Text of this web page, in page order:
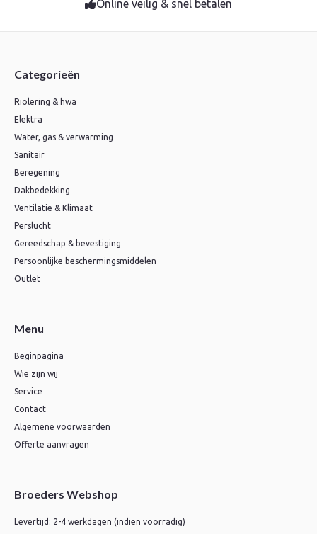
Online veilig & snel betalen
Categorieën
Riolering & hwa
Elektra
Water, gas & verwarming
Sanitair
Beregening
Dakbedekking
Ventilatie & Klimaat
Perslucht
Gereedschap & bevestiging
Persoonlijke beschermingsmiddelen
Outlet
Menu
Beginpagina
Wie zijn wij
Service
Contact
Algemene voorwaarden
Offerte aanvragen
Broeders Webshop
Levertijd: 2-4 werkdagen (indien voorradig)